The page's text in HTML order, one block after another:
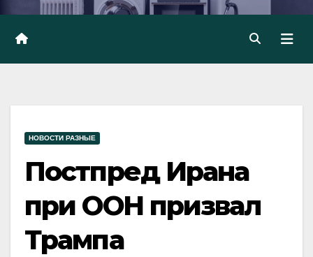
НОВОСТИ РАЗНЫЕ
Постпред Ирана
при ООН призвал
Трампа